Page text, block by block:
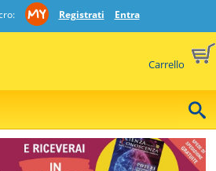
Registrati Entra
Carrello